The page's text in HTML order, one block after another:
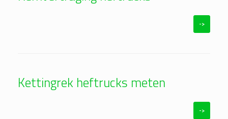
->
Kettingrek heftrucks meten
->